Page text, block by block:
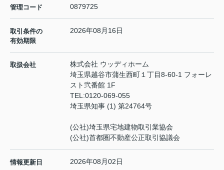
管理コード 0879725
取引条件の
有効期限
2026年08月16日
取扱会社
株式会社 ウッディホーム
埼玉県越谷市蒲生西町１丁目8-60-1 フォーレ
スト弐番館 1F
TEL:0120-069-055
埼玉県知事 (1) 第24764号
(公社)埼玉県宅地建物取引業協会
(公社)首都圏不動産公正取引協議会
情報更新日 2026年08月02日